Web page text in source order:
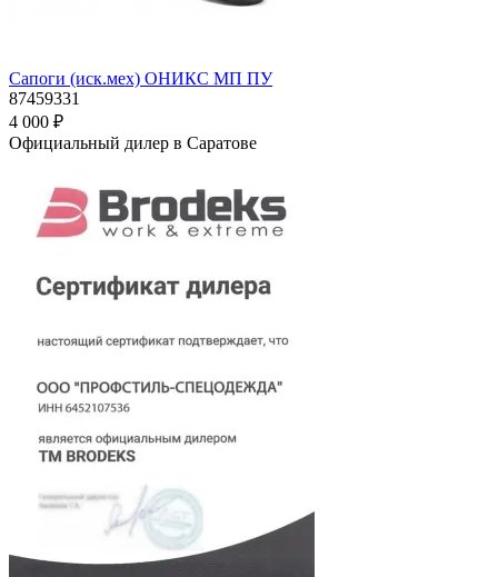
Сапоги (иск.мех) ОНИКС МП ПУ
87459331
4 000 ₽
Официальный дилер в Саратове